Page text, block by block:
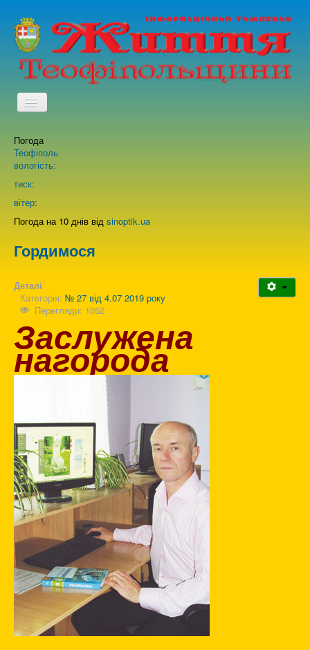
TPL_PROTOSTAR_TOGGLE_MENU
Про нас
Погода
Теофіполь
вологість:
тиск:
вітер:
Погода на 10 днів від sinoptik.ua
Гордимося
Деталі
Категорія: № 27 від 4.07 2019 року
Перегляди: 1052
Заслужена
нагорода